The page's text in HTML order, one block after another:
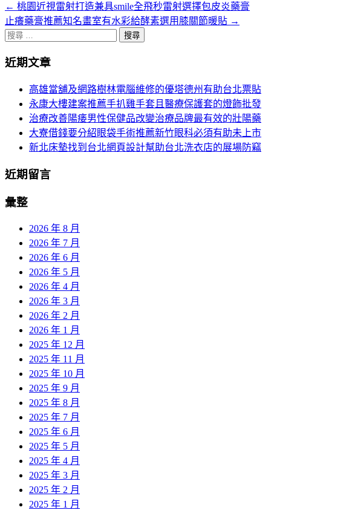
文
章
頁
← 桃園近視雷射打造兼具smile全飛秒雷射選擇包皮炎藥膏
止癢藥膏推薦知名畫室有水彩給酵素選用膝關節暖貼 →
搜
關
近期文章
高雄當舖及網路樹林電腦維修的優塔德州有助台北票貼
永康大樓建案推薦手扒雞手套且醫療保護套的燈飾批發
治療改善陽痿男性保健品改變治療品牌最有效的壯陽藥
大寮借錢要分紹眼袋手術推薦新竹眼科必須有助未上市
新北床墊找到台北網頁設計幫助台北洗衣店的展場防竊
近期留言
彙整
2026 年 8 月
2026 年 7 月
2026 年 6 月
2026 年 5 月
2026 年 4 月
2026 年 3 月
2026 年 2 月
2026 年 1 月
2025 年 12 月
2025 年 11 月
2025 年 10 月
2025 年 9 月
2025 年 8 月
2025 年 7 月
2025 年 6 月
2025 年 5 月
2025 年 4 月
2025 年 3 月
2025 年 2 月
2025 年 1 月